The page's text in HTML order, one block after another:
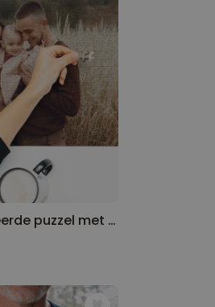
Gepersonaliseerde puzzel met foto